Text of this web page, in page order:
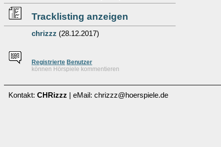
Tracklisting anzeigen
chrizzz (28.12.2017)
Registrierte Benutzer
können Hörspiele kommentieren
Kontakt: CHRizzz | eMail: chrizzz@hoerspiele.de